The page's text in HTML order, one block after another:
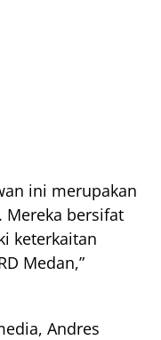
ini merupakan
Mereka bersifat
keterkaitan
Medan,”
Andres